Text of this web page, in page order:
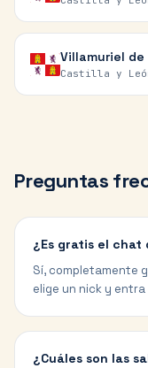
Villamuriel de
Castilla y
Preguntas
¿Es gratis el chat
Sí, completamente
elige un nick y
¿Cuáles son las